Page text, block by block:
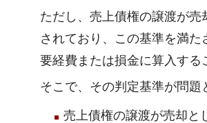
ただし、売上債権の譲渡が
されており、この基準を満
要経費または損金に算入する
そこで、その判定基準が問
売上債権の譲渡が売却と